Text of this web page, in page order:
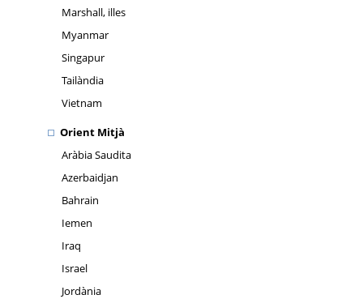
Marshall, illes
Myanmar
Singapur
Tailàndia
Vietnam
Orient Mitjà
Aràbia Saudita
Azerbaidjan
Bahrain
Iemen
Iraq
Israel
Jordània